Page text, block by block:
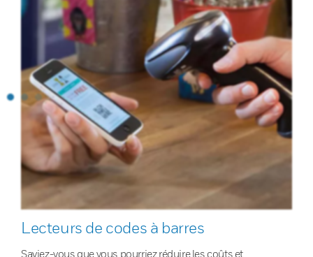
Lecteurs de codes à barres
Saviez-vous que vous pourriez réduire les coûts et